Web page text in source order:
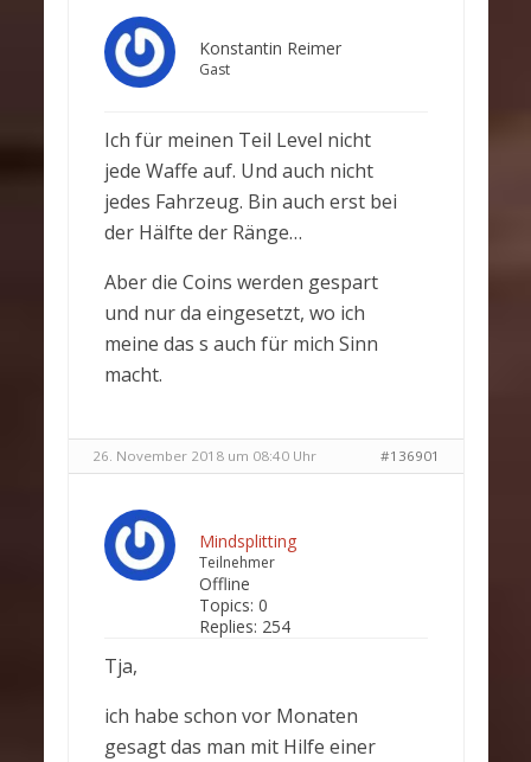
Konstantin Reimer
Gast
Ich für meinen Teil Level nicht
jede Waffe auf. Und auch nicht
jedes Fahrzeug. Bin auch erst bei
der Hälfte der Ränge…
Aber die Coins werden gespart
und nur da eingesetzt, wo ich
meine das s auch für mich Sinn
macht.
26. November 2018 um 08:40 Uhr #136901
Mindsplitting
Teilnehmer
Offline
Topics: 0
Replies: 254
Tja,
ich habe schon vor Monaten
gesagt das man mit Hilfe einer